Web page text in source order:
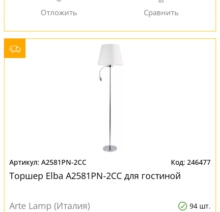
A2581PN-2CC 246477
Торшер Elba A2581PN-2CC для гостиной
Arte Lamp (Италия) 94 шт.